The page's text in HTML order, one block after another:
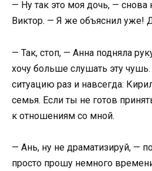
— Ну так это моя дочь, — снова
Виктор. — Я же объяснил уже!
— Так, стоп, — Анна подняла
хочу больше слушать эту
ситуацию раз и навсегда:
семья. Если ты не готов
к отношениям со мной.
— Ань, ну не драматизируй, —
просто прошу немного